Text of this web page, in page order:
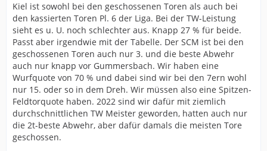
Kiel ist sowohl bei den geschossenen Toren als auch bei
den kassierten Toren Pl. 6 der Liga. Bei der TW-Leistung
sieht es u. U. noch schlechter aus. Knapp 27 % für beide.
Passt aber irgendwie mit der Tabelle. Der SCM ist bei den
geschossenen Toren auch nur 3. und die beste Abwehr
auch nur knapp vor Gummersbach. Wir haben eine
Wurfquote von 70 % und dabei sind wir bei den 7ern wohl
nur 15. oder so in dem Dreh. Wir müssen also eine Spitzen-
Feldtorquote haben. 2022 sind wir dafür mit ziemlich
durchschnittlichen TW Meister geworden, hatten auch nur
die 2t-beste Abwehr, aber dafür damals die meisten Tore
geschossen.